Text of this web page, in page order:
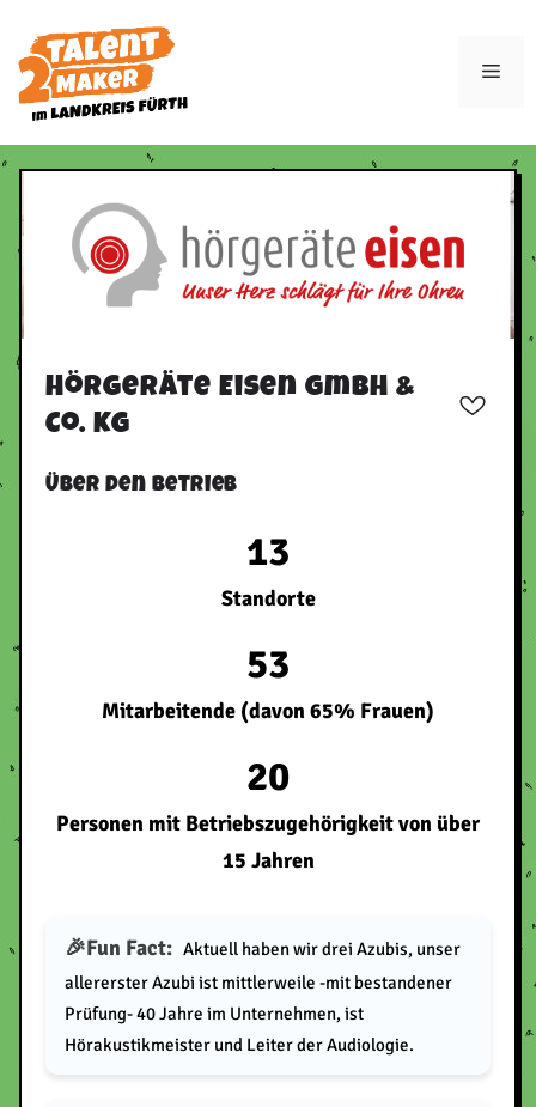
Inhalt
springen
Hörgeräte Eisen GmbH &
Co. KG
Über den Betrieb
13
Standorte
53
Mitarbeitende (davon 65% Frauen)
20
Personen mit Betriebszugehörigkeit von über
15 Jahren
Fun Fact: Aktuell haben wir drei Azubis, unser
allererster Azubi ist mittlerweile -mit bestandener
Prüfung- 40 Jahre im Unternehmen, ist
Hörakustikmeister und Leiter der Audiologie.